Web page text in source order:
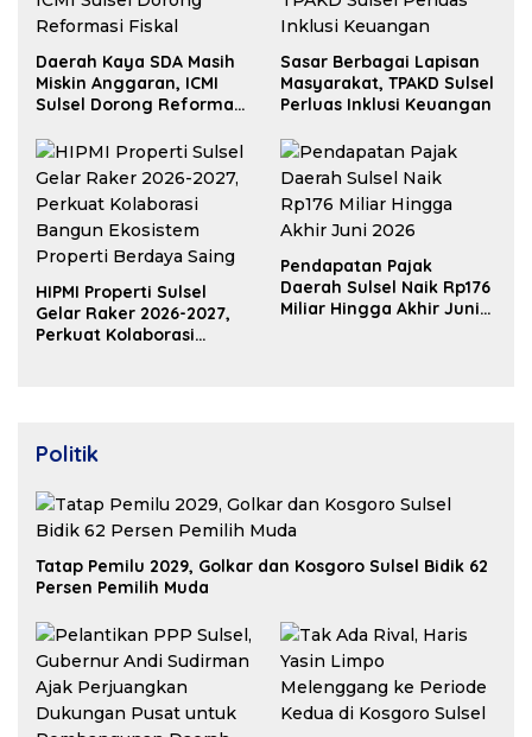
Daerah Kaya SDA Masih
Miskin Anggaran, ICMI
Sulsel Dorong Reformasi
Sasar Berbagai Lapisan
Masyarakat, TPAKD Sulsel
Perluas Inklusi Keuangan
HIPMI Properti Sulsel
Gelar Raker 2026-2027,
Perkuat Kolaborasi
Pendapatan Pajak
Daerah Sulsel Naik Rp176
Miliar Hingga Akhir Juni
Politik
Tatap Pemilu 2029, Golkar dan Kosgoro Sulsel Bidik 62
Persen Pemilih Muda